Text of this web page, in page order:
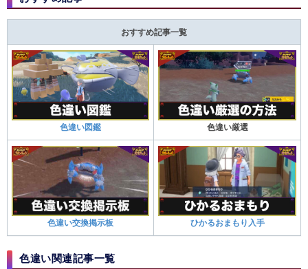
おすすめ記事一覧
色違い図鑑 色違い厳選
色違い交換掲示板 ひかるおまもり入手
色違い関連記事一覧